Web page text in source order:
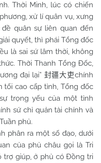
Thời Minh, lúc có chiến
xử lí quân vụ, xưng
đề quân sự liên quan đến
quyết, thì phái Tổng đốc
là sai sứ lâm thời, không
Thời Thanh Tổng Đốc,
đại lại” 封疆大吏chính
tối cao cấp tỉnh, Tổng đốc
trọng yếu của một tỉnh
sứ chỉ quản tài chính và
phủ.
ra một số đạo, dưới
của phủ châu gọi là Tri
trợ giúp, ở phủ có Đồng tri